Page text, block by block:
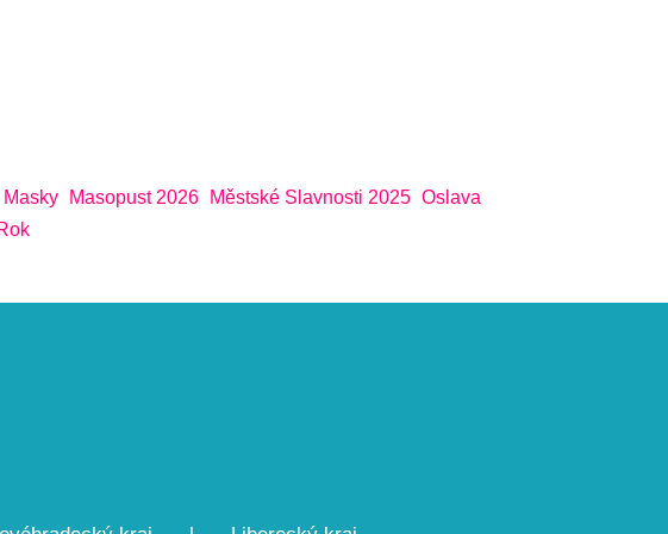
Masky Masopust 2026 Městské Slavnosti 2025 Oslava